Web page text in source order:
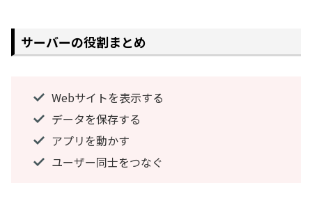
サーバーの役割まとめ
Webサイトを表示する
データを保存する
アプリを動かす
ユーザー同士をつなぐ